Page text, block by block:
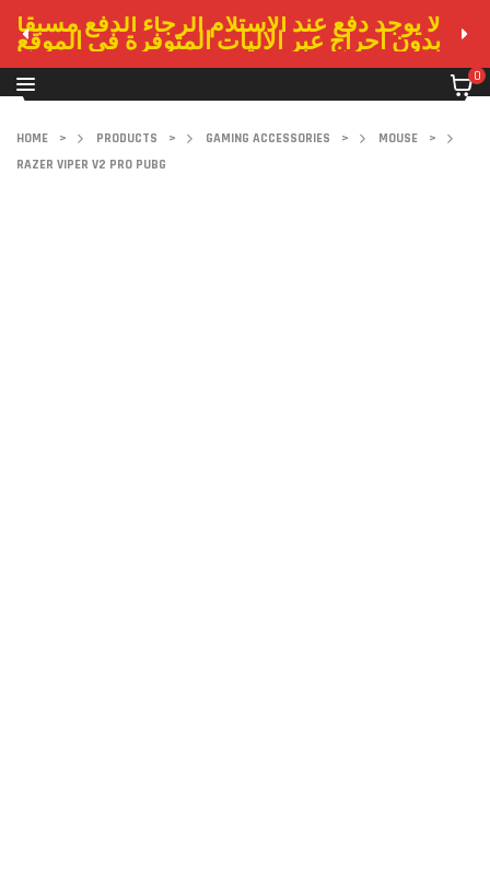
لا يوجد دفع عند الاستلام الرجاء الدفع مسبقا
بدون احراج عبر الاليات المتوفرة في الموقع
0
HOME > PRODUCTS > GAMING ACCESSORIES > MOUSE
>
RAZER VIPER V2 PRO PUBG